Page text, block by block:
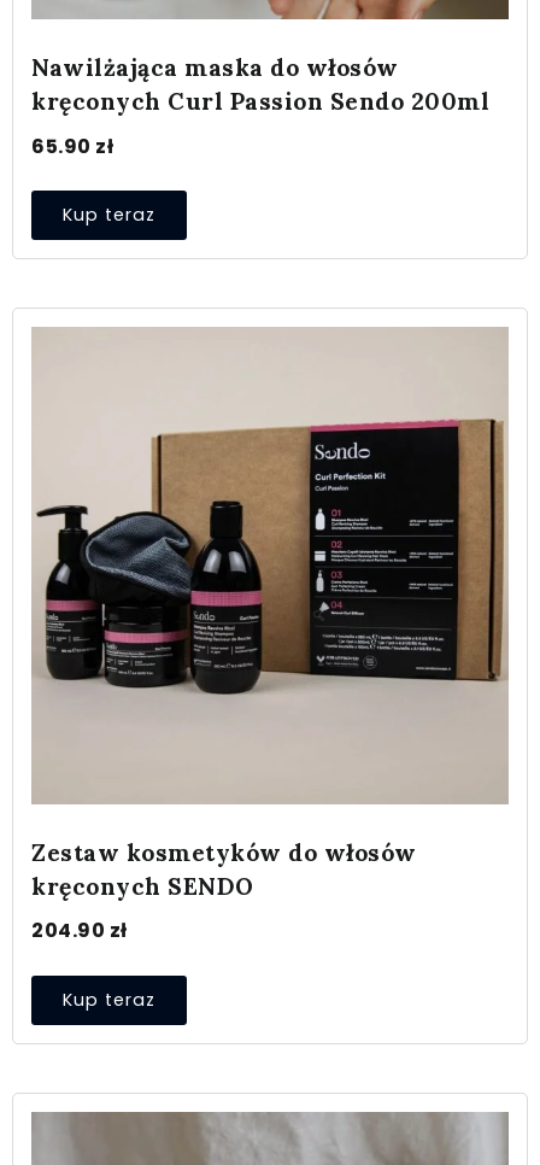
Nawilżająca maska do włosów
kręconych Curl Passion Sendo 200ml
65.90 zł
Kup teraz
Zestaw kosmetyków do włosów
kręconych SENDO
204.90 zł
Kup teraz